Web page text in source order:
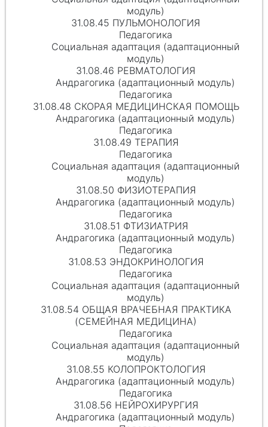
модуль)
31.08.45 ПУЛЬМОНОЛОГИЯ
Педагогика
Социальная адаптация (адаптационный
модуль)
31.08.46 РЕВМАТОЛОГИЯ
Андрагогика (адаптационный модуль)
Педагогика
31.08.48 СКОРАЯ МЕДИЦИНСКАЯ ПОМОЩЬ
Андрагогика (адаптационный модуль)
Педагогика
31.08.49 ТЕРАПИЯ
Педагогика
Социальная адаптация (адаптационный
модуль)
31.08.50 ФИЗИОТЕРАПИЯ
Андрагогика (адаптационный модуль)
Педагогика
31.08.51 ФТИЗИАТРИЯ
Андрагогика (адаптационный модуль)
Педагогика
31.08.53 ЭНДОКРИНОЛОГИЯ
Педагогика
Социальная адаптация (адаптационный
модуль)
31.08.54 ОБЩАЯ ВРАЧЕБНАЯ ПРАКТИКА
(СЕМЕЙНАЯ МЕДИЦИНА)
Педагогика
Социальная адаптация (адаптационный
модуль)
31.08.55 КОЛОПРОКТОЛОГИЯ
Андрагогика (адаптационный модуль)
Педагогика
31.08.56 НЕЙРОХИРУРГИЯ
Андрагогика (адаптационный модуль)